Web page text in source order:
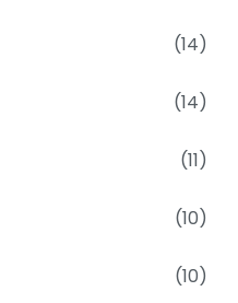
(14)
(14)
(11)
(10)
(10)